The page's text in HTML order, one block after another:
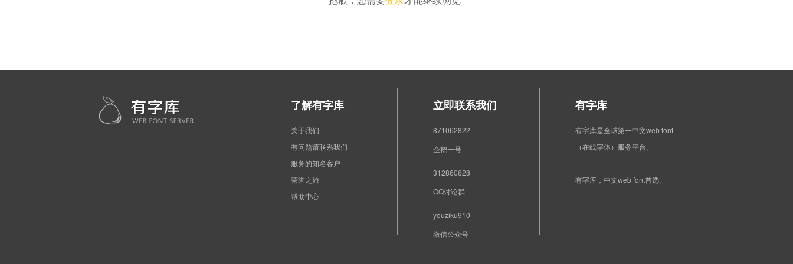
了解有字库
关于我们
有问题请联系我们
服务的知名客户
荣誉之旅
帮助中心
立即联系我们
871062822
企鹅一号
312860628
QQ讨论群
youziku910
微信公众号
有字库
有字库是全球第一中文web font
（在线字体）服务平台。
有字库，中文web font首选。